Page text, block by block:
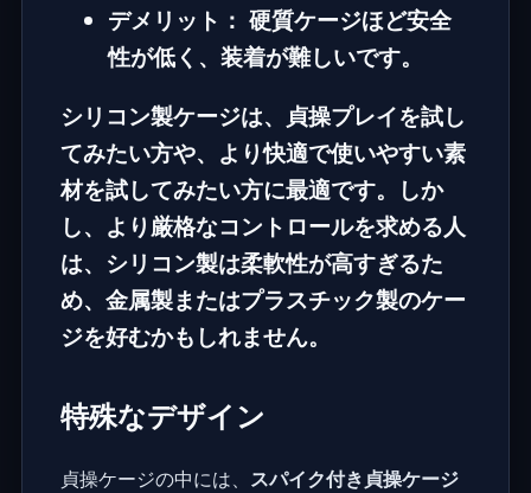
デメリット： 硬質ケージほど安全
性が低く、装着が難しいです。
シリコン製ケージは、貞操プレイを試し
てみたい方や、より快適で使いやすい素
材を試してみたい方に最適です。しか
し、より厳格なコントロールを求める人
は、シリコン製は柔軟性が高すぎるた
め、金属製またはプラスチック製のケー
ジを好むかもしれません。
特殊なデザイン
貞操ケージの中には、 スパイク付き貞操ケージ